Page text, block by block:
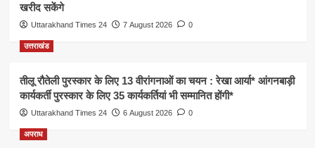
खरीद सकेंगे
Uttarakhand Times 24 7 August 2026 0
उत्तराखंड
तीलू रौतेली पुरस्कार के लिए 13 वीरांगनाओं का चयन : रेखा आर्या* आंगनबाड़ी
कार्यकर्ती पुरस्कार के लिए 35 कार्यकर्तियां भी सम्मानित होंगी*
Uttarakhand Times 24 6 August 2026 0
अपराध